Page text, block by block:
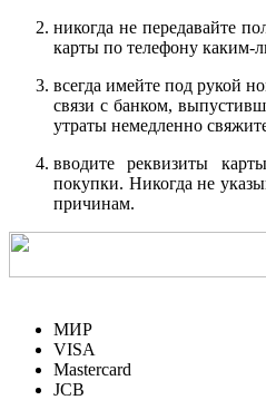
никогда не передавайте
карты по телефону каким-
всегда имейте под рукой
связи с банком,
утраты немедленно
вводите реквизиты
покупки. Никогда не
причинам.
МИР
VISA
Mastercard
JCB